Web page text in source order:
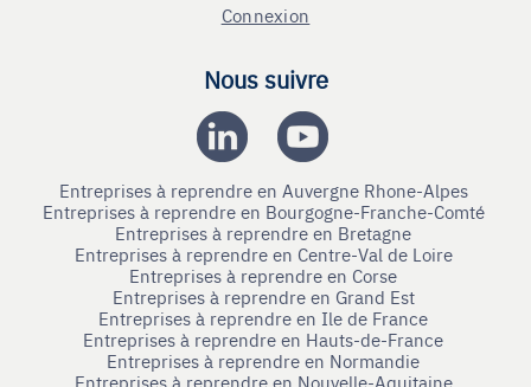
Connexion
Nous suivre
Entreprises à reprendre en Auvergne Rhone-Alpes
Entreprises à reprendre en Bourgogne-Franche-Comté
Entreprises à reprendre en Bretagne
Entreprises à reprendre en Centre-Val de Loire
Entreprises à reprendre en Corse
Entreprises à reprendre en Grand Est
Entreprises à reprendre en Ile de France
Entreprises à reprendre en Hauts-de-France
Entreprises à reprendre en Normandie
Entreprises à reprendre en Nouvelle-Aquitaine